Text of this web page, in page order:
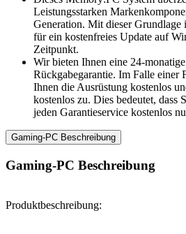
Leistungsstarken
Generation. Mit dieser Grundlage
für ein kostenfreies Update auf
Zeitpunkt.
Wir bieten Ihnen eine 24-
Rückgabegarantie. Im Falle einer
Ihnen die Ausrüstung kostenlos
kostenlos zu. Dies bedeutet, dass
jeden Garantieservice kostenlos
Gaming-PC Beschreibung
Gaming-PC Beschreibung
Produktbeschreibung: